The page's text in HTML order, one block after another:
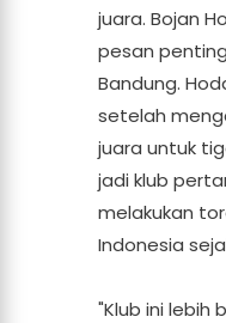
juara. Bojan
pesan
Bandung.
setelah
juara untuk
jadi klub
melakukan
Indonesia
"Klub ini lebih